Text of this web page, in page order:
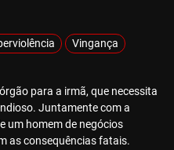
Vingança
para a irmã, que necessita
Juntamente com a
um homem de negócios
as consequências fatais.